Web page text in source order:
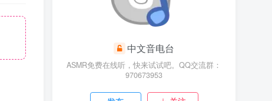
中文音电台
ASMR免费在线听，快来试试吧。QQ交流群：
970673953